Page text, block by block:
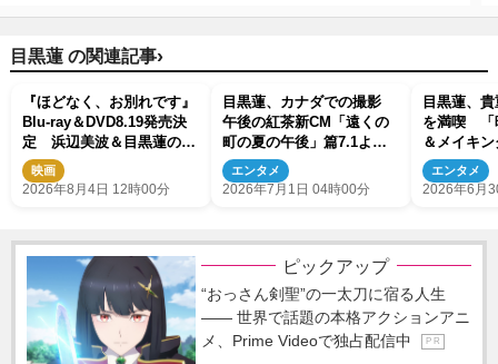
目黒蓮 の関連記事›
『ほどなく、お別れです』
Blu-ray＆DVD8.19発売決
定 浜辺美波＆目黒蓮の特
別インタビューの一部を公
開
映画
2026年8月4日 12時00分
目黒蓮、カナダでの撮影
午後の紅茶新CM「遠くの
町の夏の午後」篇7.1より
順次放映開始
エンタメ
2026年7月1日 04時00分
目黒蓮、
を満喫 「
＆メイキ
エンタメ
2026年6月
ピックアップ
“おっさん剣聖”の一太刀に宿る人生
―― 世界で話題の本格アクションアニ
メ、Prime Videoで独占配信中
P R